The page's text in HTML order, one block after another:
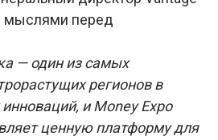
мыслями перед
— один из самых
регионов в
и Money Expo
ценную платформу для